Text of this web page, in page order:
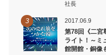
社長
3 2017.06.9
第78回《二宮
ライト！～ミ
館開館・銅像